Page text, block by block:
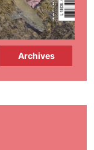
Archives